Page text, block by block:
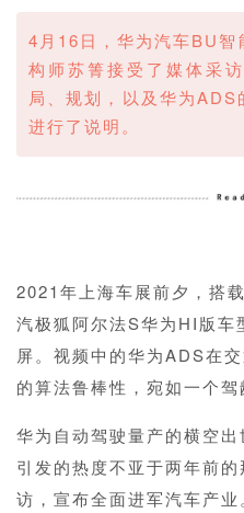
4月16日，华为汽车BU智
构师苏箐接受了媒体采
局、规划，以及华为
进行了说明。
2021年上海车展前夕，搭
汽极狐阿尔法S华为HI版车
屏。视频中的华为ADS在
的算法鲁棒性，宛如一个驾
华为自动驾驶量产的横空
引发的热度不亚于两年前
访，宣布全面进军汽车产业